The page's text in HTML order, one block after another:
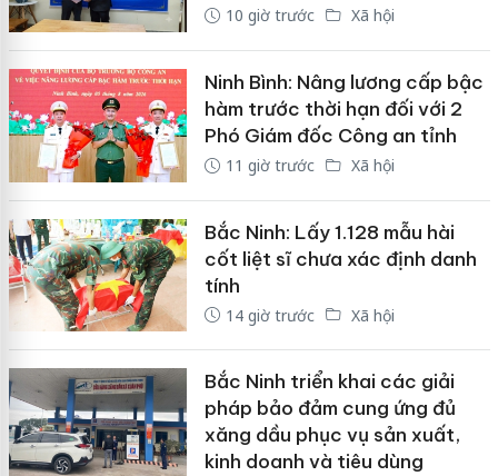
10 giờ trước Xã hội
Ninh Bình: Nâng lương cấp bậc
hàm trước thời hạn đối với 2
Phó Giám đốc Công an tỉnh
11 giờ trước Xã hội
Bắc Ninh: Lấy 1.128 mẫu hài
cốt liệt sĩ chưa xác định danh
tính
14 giờ trước Xã hội
Bắc Ninh triển khai các giải
pháp bảo đảm cung ứng đủ
xăng dầu phục vụ sản xuất,
kinh doanh và tiêu dùng